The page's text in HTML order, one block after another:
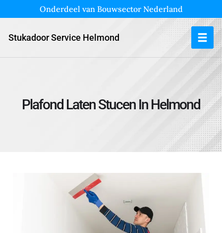
Onderdeel van Bouwsector Nederland
Stukadoor Service Helmond
Plafond Laten Stucen In Helmond